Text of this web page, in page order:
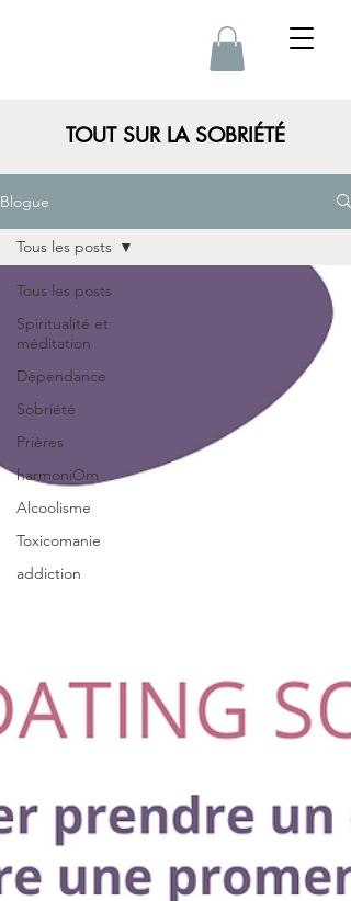
TOUT SUR LA SOBRIÉTÉ
Blogue
Tous les posts
Spiritualité et
méditation
Dépendance
Sobriété
Prières
harmoniOm
Alcoolisme
Toxicomanie
addiction
Tous les posts